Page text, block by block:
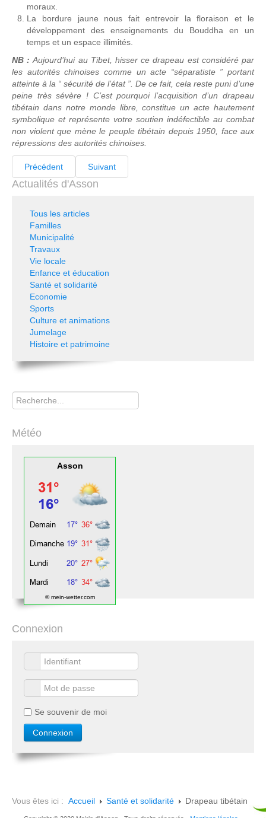
moraux.
La bordure jaune nous fait entrevoir la floraison et le
développement des enseignements du Bouddha en un
temps et un espace illimités.
NB : Aujourd’hui au Tibet, hisser ce drapeau est considéré par
les autorités chinoises comme un acte “séparatiste ” portant
atteinte à la “ sécurité de l’état ”. De ce fait, cela reste puni d’une
peine très sévère ! C’est pourquoi l’acquisition d’un drapeau
tibétain dans notre monde libre, constitue un acte hautement
symbolique et représente votre soutien indéfectible au combat
non violent que mène le peuple tibétain depuis 1950, face aux
répressions des autorités chinoises.
Précédent Suivant
Actualités d'Asson
Tous les articles
Familles
Municipalité
Travaux
Vie locale
Enfance et éducation
Santé et solidarité
Economie
Sports
Culture et animations
Jumelage
Histoire et patrimoine
Rechercher
Météo
Asson
© mein-wetter.com
Connexion
Se souvenir de moi
Vous êtes ici : Accueil Santé et solidarité Drapeau tibétain